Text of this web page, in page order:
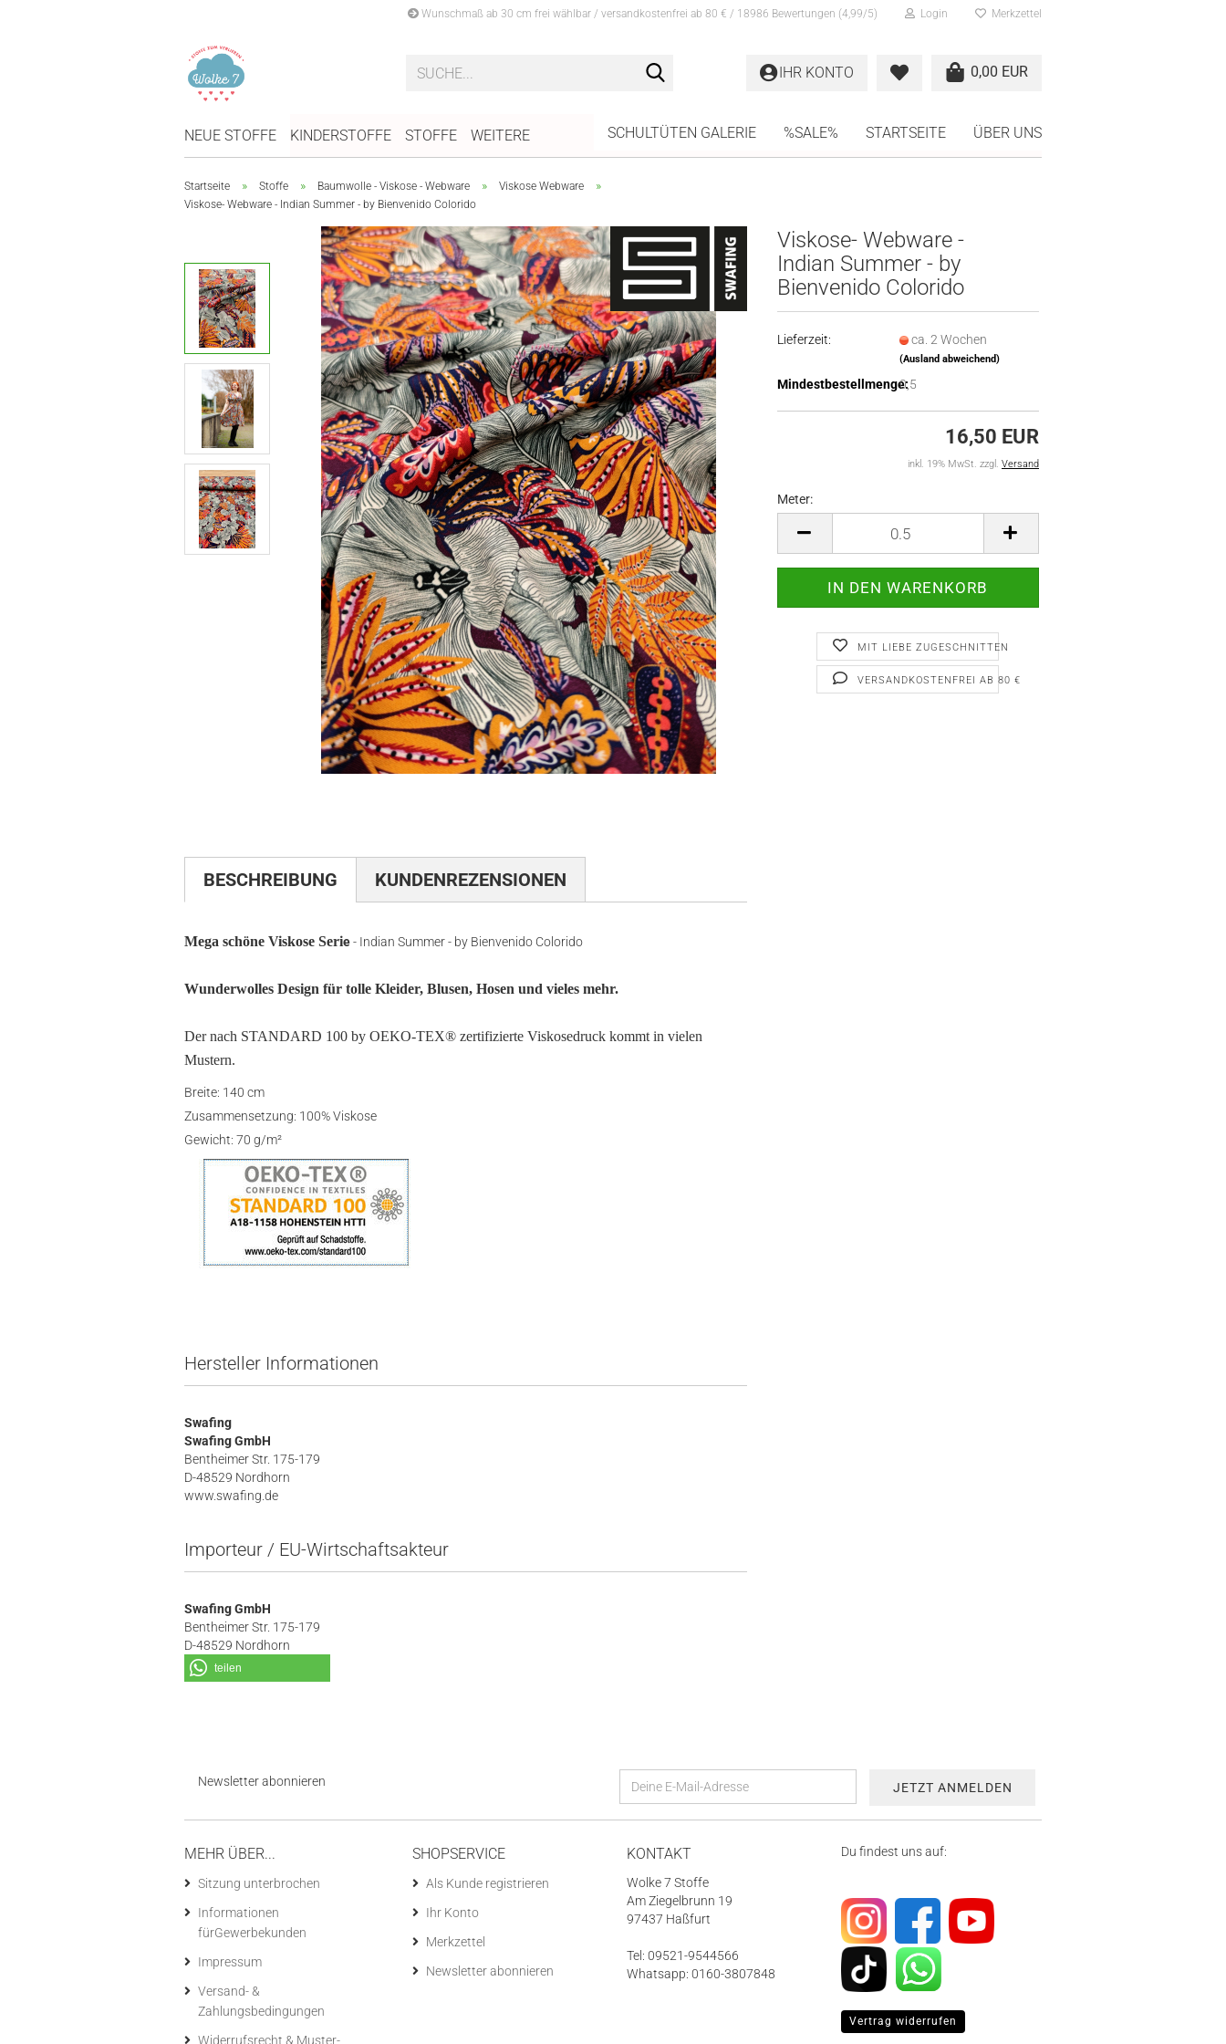
Wunschmaß ab 30 cm frei wählbar / versandkostenfrei ab 80 € / 18986 Bewertungen (4,99/5) Login Merkzettel
0,00 EUR
IHR KONTO
NEUE STOFFE KINDERSTOFFE STOFFE SCHULTÜTEN GALERIE %SALE% STARTSEITE ÜBER UNS
WEITERE
Startseite » Stoffe » Baumwolle - Viskose - Webware » Viskose Webware »
Viskose- Webware - Indian Summer - by Bienvenido Colorido
Viskose- Webware -
Indian Summer - by
Bienvenido Colorido
Lieferzeit: ca. 2 Wochen
(Ausland abweichend)
Mindestbestellmenge:0,5
16,50 EUR
inkl. 19% MwSt. zzgl. Versand
Meter:
Meter
MIT LIEBE ZUGESCHNITTEN
VERSANDKOSTENFREI AB 80 €
BESCHREIBUNG KUNDENREZENSIONEN
Mega schöne Viskose Serie- Indian Summer - by Bienvenido Colorido
Wunderwolles Design für tolle Kleider, Blusen, Hosen und vieles mehr.
Der nach STANDARD 100 by OEKO-TEX® zertifizierte Viskosedruck kommt in vielen
Mustern.
Breite: 140 cm
Zusammensetzung: 100% Viskose
Gewicht: 70 g/m²
Hersteller Informationen
Swafing
Swafing GmbH
Bentheimer Str. 175-179
D-48529 Nordhorn
www.swafing.de
Importeur / EU-Wirtschaftsakteur
Swafing GmbH
Bentheimer Str. 175-179
D-48529 Nordhorn
teilen
Newsletter abonnieren
MEHR ÜBER...
Sitzung unterbrochen
Informationen
fürGewerbekunden
Impressum
Versand- &
Zahlungsbedingungen
Widerrufsrecht & Muster-
SHOPSERVICE
Als Kunde registrieren
Ihr Konto
Merkzettel
Newsletter abonnieren
KONTAKT
Wolke 7 Stoffe
Am Ziegelbrunn 19
97437 Haßfurt
Tel: 09521-9544566
Whatsapp: 0160-3807848
Du findest uns auf:
Vertrag widerrufen